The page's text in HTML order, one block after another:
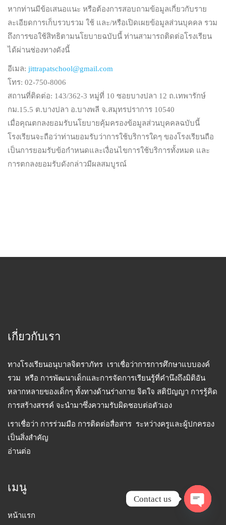
หากท่านมีข้อเสนอแนะ หรือต้องการสอบถามข้อมูลเกี่ยวกับราย
ละเอียดการเก็บรวบรวม ใช้ และ/หรือเปิดเผยข้อมูลส่วนบุคคล รวม
ถึงการขอใช้สิทธิตามนโยบายฉบับนี้ ท่านสามารถติดต่อโรงเรียน
ได้ผ่านช่องทางดังนี้
อีเมล: jittrapatschool@gmail.com
โทร: 02-750-8006
สถานที่ติดต่อ: 143/362-3 หมู่ที่ 10 ซอยบางปลา 12 ถ.เทพารักษ์
กม.15.5 ต.บางปลา อ.บางพลี จ.สมุทรปราการ 10540
เมื่อคุณตกลงยอมรับนโยบายคุ้มครองข้อมูลส่วนบุคคลฉบับนี้
โรงเรียนจะถือว่าท่านยอมรับว่าการใช้บริการใดๆ ของโรงเรียนถือ
เป็นการยอมรับข้อกำหนดและเงื่อนไขการใช้บริการทั้งหมด และ
การตกลงยอมรับดังกล่าวมีผลสมบูรณ์
เกี่ยวกับเรา
ทางโรงเรียนอนุบาลจิตราภัทร เราเชื่อว่าการการศึกษาแบบองค์
รวม หรือ การพัฒนาเด็กและการจัดการเรียนรู้ที่คำนึงถึงมิติอัน
หลากหลายของเด็กๆ ทั้งทางด้านร่างกาย จิตใจ สติปัญญา การรู้คิด
การสร้างสรรค์ จะนำมาซึ่งความรับผิดชอบต่อตัวเอง
เราเชื่อว่า การร่วมมือ การติดต่อสื่อสาร ระหว่างครูและผู้ปกครอง
เป็นสิ่งสำคัญ
อ่านต่อ
เมนู
หน้าแรก
Contact us